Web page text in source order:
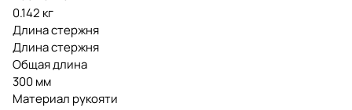
0.142 кг
Длина стержня
Длина стержня
Общая длина
300 мм
Материал рукояти